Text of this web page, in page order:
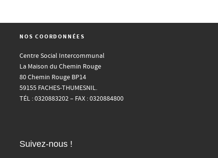
NOS COORDONNÉES
Centre Social Intercommunal
La Maison du Chemin Rouge
80 Chemin Rouge BP14
59155 FACHES-THUMESNIL.
TÉL : 0320883202 – FAX : 0320884800
Suivez-nous !